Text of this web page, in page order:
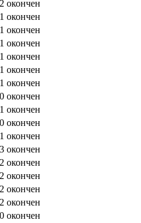
окончен
окончен
окончен
окончен
окончен
окончен
окончен
окончен
окончен
окончен
окончен
окончен
окончен
окончен
окончен
окончен
окончен